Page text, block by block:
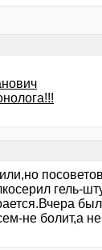
гель-
не болит,а